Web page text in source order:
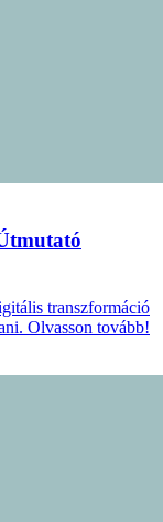
transzformáció
Olvasson tovább!